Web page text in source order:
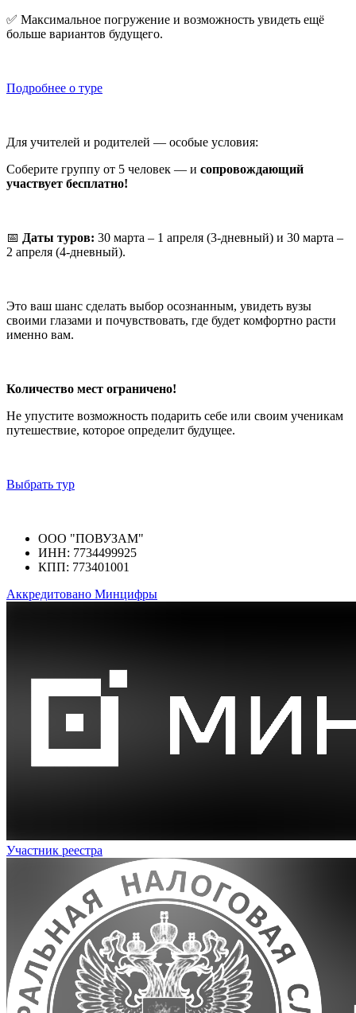
✅ Максимальное погружение и возможность увидеть ещё
больше вариантов будущего.
Подробнее о туре
Для учителей и родителей — особые условия:
Соберите группу от 5 человек — и сопровождающий
участвует бесплатно!
📅 Даты туров: 30 марта – 1 апреля (3-дневный) и 30 марта –
2 апреля (4-дневный).
Это ваш шанс сделать выбор осознанным, увидеть вузы
своими глазами и почувствовать, где будет комфортно расти
именно вам.
Количество мест ограничено!
Не упустите возможность подарить себе или своим ученикам
путешествие, которое определит будущее.
Выбрать тур
ООО "ПОВУЗАМ"
ИНН: 7734499925
КПП: 773401001
Аккредитовано Минцифры
Участник реестра